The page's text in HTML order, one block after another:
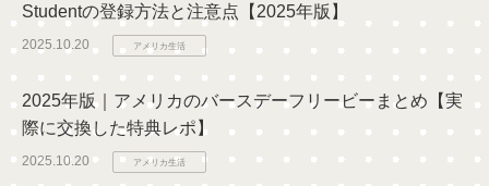
Studentの登録方法と注意点【2025年版】
2025.10.20 アメリカ生活
2025年版｜アメリカのバースデーフリービーまとめ【実
際に交換した特典レポ】
2025.10.20 アメリカ生活